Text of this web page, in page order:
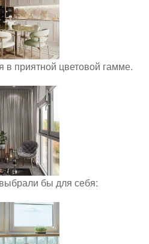
в приятной цветовой гамме.
бы для себя: